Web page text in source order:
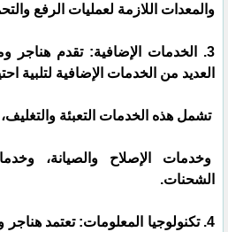
والمعدات اللازمة لعمليات الرفع
3. الخدمات الإضافية: تقدم
العديد من الخدمات الإضافية لتلبية
تشمل هذه الخدمات التعبئة
وخدمات الإصلاح والصيانة،
الشحنات.
4. تكنولوجيا المعلومات: تعتمد